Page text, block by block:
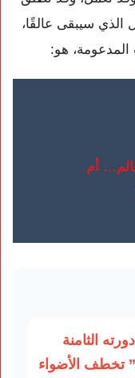
الذي سيبقى عالقًا،
المدعومة، هو:
الثامنة
تخطف الأضواء